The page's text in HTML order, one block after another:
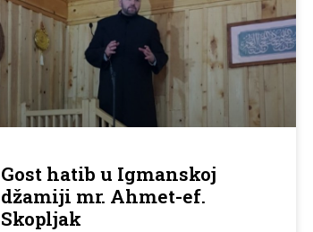
Gost hatib u Igmanskoj
džamiji mr. Ahmet-ef.
Skopljak